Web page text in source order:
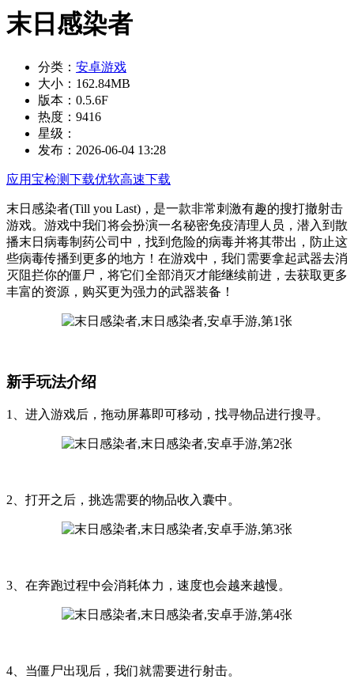
末日感染者
分类： 安卓游戏
大小： 162.84MB
版本： 0.5.6F
热度： 9416
星级：
发布： 2026-06-04 13:28
应用宝检测下载优软高速下载
末日感染者(Till you Last)，是一款非常刺激有趣的搜打撤射击
游戏。游戏中我们将会扮演一名秘密免疫清理人员，潜入到散
播末日病毒制药公司中，找到危险的病毒并将其带出，防止这
些病毒传播到更多的地方！在游戏中，我们需要拿起武器去消
灭阻拦你的僵尸，将它们全部消灭才能继续前进，去获取更多
丰富的资源，购买更为强力的武器装备！
新手玩法介绍
1、进入游戏后，拖动屏幕即可移动，找寻物品进行搜寻。
2、打开之后，挑选需要的物品收入囊中。
3、在奔跑过程中会消耗体力，速度也会越来越慢。
4、当僵尸出现后，我们就需要进行射击。